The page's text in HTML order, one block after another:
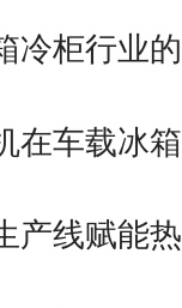
冷柜行业
在车载冰
产线赋能